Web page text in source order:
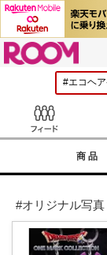
商品
#オリジナル写真